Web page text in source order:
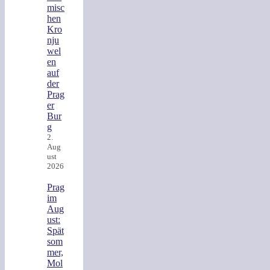
misc
hen
Kro
nju
wel
en
auf
der
Prag
er
Bur
g
2.
Aug
ust
2026
Prag
im
Aug
ust:
Spät
som
mer,
Mol